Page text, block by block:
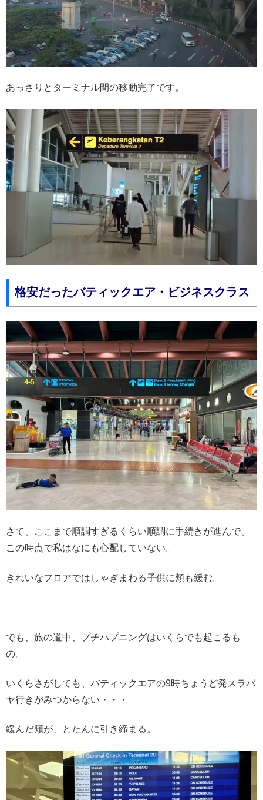
あっさりとターミナル間の移動完了です。
格安だったバティックエア・ビジネスクラス
さて、ここまで順調すぎるくらい順調に手続きが進んで、
この時点で私はなにも心配していない。
きれいなフロアではしゃぎまわる子供に頬も緩む。
でも、旅の道中、プチハプニングはいくらでも起こるも
の。
いくらさがしても、バティックエアの9時ちょうど発スラバ
ヤ行きがみつからない・・・
緩んだ頬が、とたんに引き締まる。